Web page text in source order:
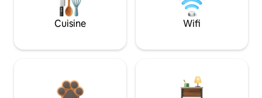
Cuisine Wifi